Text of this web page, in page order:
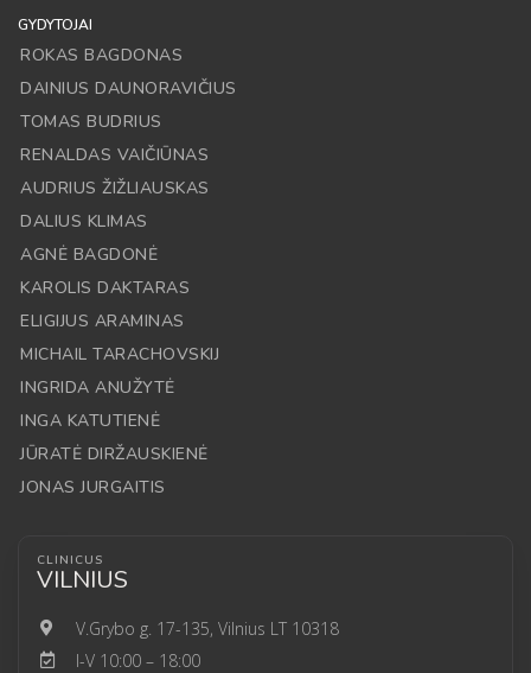
GYDYTOJAI
ROKAS BAGDONAS
DAINIUS DAUNORAVIČIUS
TOMAS BUDRIUS
RENALDAS VAIČIŪNAS
AUDRIUS ŽIŽLIAUSKAS
DALIUS KLIMAS
AGNĖ BAGDONĖ
KAROLIS DAKTARAS
ELIGIJUS ARAMINAS
MICHAIL TARACHOVSKIJ
INGRIDA ANUŽYTĖ
INGA KATUTIENĖ
JŪRATĖ DIRŽAUSKIENĖ
JONAS JURGAITIS
CLINICUS
VILNIUS
V.Grybo g. 17-135, Vilnius LT 10318
I-V 10:00 – 18:00